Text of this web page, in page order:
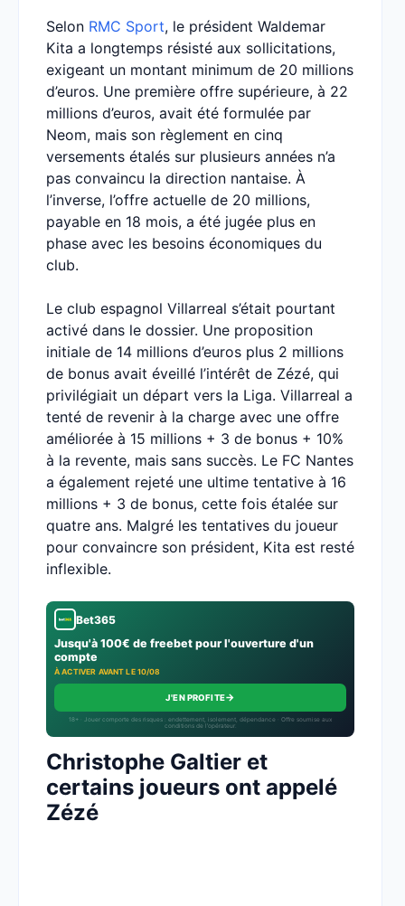
Selon RMC Sport, le président Waldemar
Kita a longtemps résisté aux sollicitations,
exigeant un montant minimum de 20 millions
d’euros. Une première offre supérieure, à 22
millions d’euros, avait été formulée par
Neom, mais son règlement en cinq
versements étalés sur plusieurs années n’a
pas convaincu la direction nantaise. À
l’inverse, l’offre actuelle de 20 millions,
payable en 18 mois, a été jugée plus en
phase avec les besoins économiques du
club.
Le club espagnol Villarreal s’était pourtant
activé dans le dossier. Une proposition
initiale de 14 millions d’euros plus 2 millions
de bonus avait éveillé l’intérêt de Zézé, qui
privilégiait un départ vers la Liga. Villarreal a
tenté de revenir à la charge avec une offre
améliorée à 15 millions + 3 de bonus + 10%
à la revente, mais sans succès. Le FC Nantes
a également rejeté une ultime tentative à 16
millions + 3 de bonus, cette fois étalée sur
quatre ans. Malgré les tentatives du joueur
pour convaincre son président, Kita est resté
inflexible.
Bet365
Jusqu'à 100€ de freebet pour l'ouverture d'un
compte
À ACTIVER AVANT LE 10/08
J'EN PROFITE→
18+ · Jouer comporte des risques : endettement, isolement, dépendance · Offre soumise aux
conditions de l’opérateur.
Christophe Galtier et
certains joueurs ont appelé
Zézé